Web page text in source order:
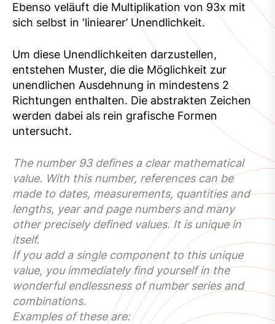
Ebenso veläuft die Multiplikation von 93x mit
sich selbst in ‘liniearer’ Unendlichkeit.
Um diese Unendlichkeiten darzustellen,
entstehen Muster, die die Möglichkeit zur
unendlichen Ausdehnung in mindestens 2
Richtungen enthalten. Die abstrakten Zeichen
werden dabei als rein grafische Formen
untersucht.
The number 93 defines a clear mathematical
value. With this number, references can be
made to dates, measurements, quantities and
lengths, year and page numbers and many
other precisely defined values. It is unique in
itself.
If you add a single component to this unique
value, you immediately find yourself in the
wonderful endlessness of number series and
combinations.
Examples of these are: